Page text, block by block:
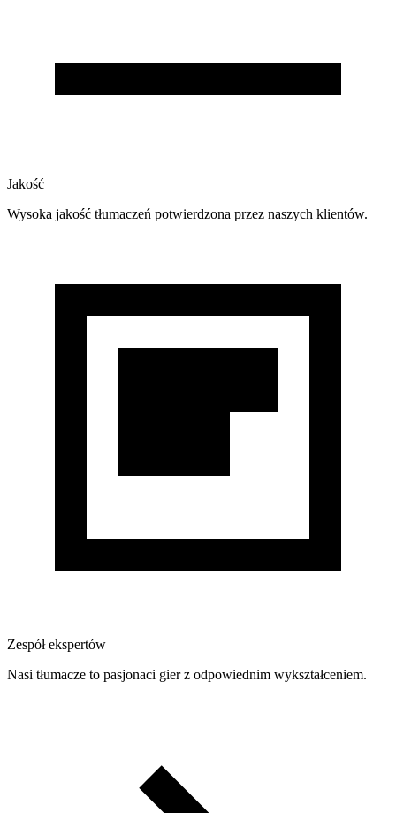
Jakość
Wysoka jakość tłumaczeń potwierdzona przez naszych klientów.
Zespół ekspertów
Nasi tłumacze to pasjonaci gier z odpowiednim wykształceniem.